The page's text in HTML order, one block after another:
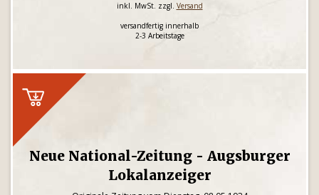
inkl. MwSt. zzgl. Versand
versandfertig innerhalb
2-3 Arbeitstage
Neue National-Zeitung - Augsburger
Lokalanzeiger